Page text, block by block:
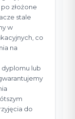
złożone
stale
w
co
na
dyplomu lub
do